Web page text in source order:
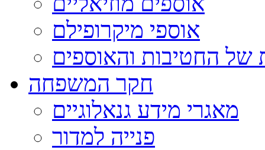
אוספי מיקרופילם
של החטיבות והאוספים
חקר המשפחה
מאגרי מידע גנאלוגיים
פנייה למדור